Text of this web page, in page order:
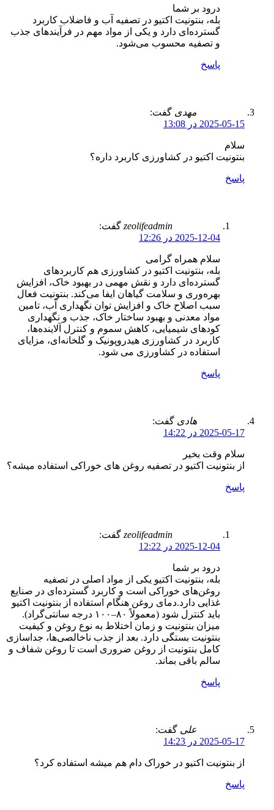
درود بر شما
بله، بنتونیت اکتیو در تصفیه آب و فاضلاب کاربرد
گسترده‌ای دارد و یکی از مواد مهم در فرآیندهای جذب
و تصفیه محسوب می‌شود.
پاسخ
مهدی گفت:
2025-05-15 در 13:08
سلام
بنتونیت اکتیو در کشاورزی کاربرد داره؟
پاسخ
zeolifeadmin گفت:
2025-12-04 در 12:26
سلام همراه گرامی
بله، بنتونیت اکتیو در کشاورزی هم کاربردهای
گسترده‌ای دارد و نقش مهمی در بهبود خاک، افزایش
بهره‌وری و سلامت گیاهان ایفا می‌کند. بنتونیت فعال
سبب اصلاح خاک و افزایش توان نگهداری آب، تامین
مواد معدنی و بهبود ساختار خاک، جذب و نگهداری
کودهای شیمیایی، کاهش سموم و کنترل آلاینده‌ها،
کاربرد در کشاورزی هیدروپونیک و گلخانه‌ای، مزایای
استفاده در کشاورزی می شود.
پاسخ
هادی گفت:
2025-05-17 در 14:22
سلام وقت بخیر
از بنتونیت اکتیو در تصفیه روغن های خوراکی استفاده میشه؟
پاسخ
zeolifeadmin گفت:
2025-12-04 در 12:22
درود بر شما
بله، بنتونیت اکتیو یکی از مواد اصلی در تصفیه
روغن‌های خوراکی است و کاربرد گسترده‌ای در صنایع
غذایی دارد.دمای روغن هنگام استفاده از بنتونیت اکتیو
باید کنترل شود (معمولاً ۸۰–۱۰۰ درجه سانتی‌گراد).
میزان بنتونیت و زمان اختلاط به نوع روغن و کیفیت
بنتونیت بستگی دارد. بعد از جذب ناخالصی‌ها، جداسازی
کامل بنتونیت از روغن ضروری است تا روغن شفاف و
سالم باقی بماند.
پاسخ
علی گفت:
2025-05-17 در 14:23
از بنتونیت اکتیو در خوراک دام هم میشه استفاده کرد؟
پاسخ